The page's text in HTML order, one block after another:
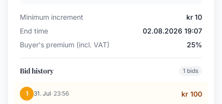
Minimum increment
kr 10
End time
02.08.2026 19:07
Buyer's premium (incl. VAT)
25%
Bid history 1 bids
1 31. Jul· 23:56 kr 100